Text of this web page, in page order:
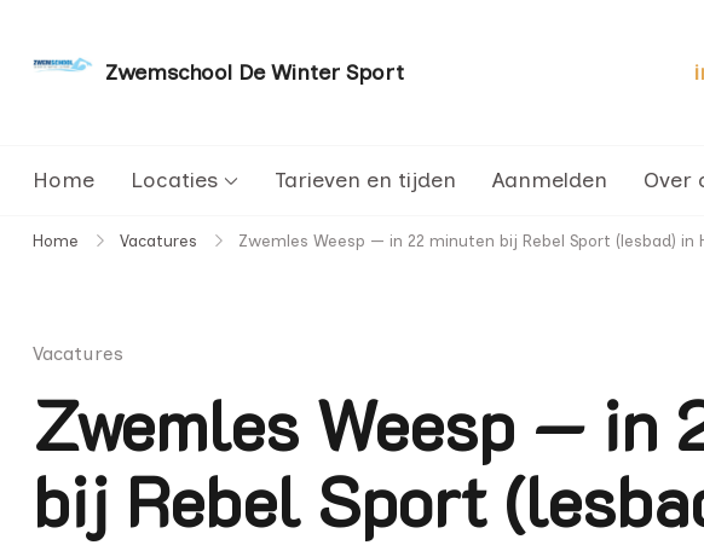
Zwemschool De Winter Sport
Home Locaties Tarieven en tijden Aanmelden Over
Home Vacatures Zwemles Weesp — in 22 minuten bij Rebel Sport (lesbad) in
Vacatures
Zwemles Weesp — in
bij Rebel Sport